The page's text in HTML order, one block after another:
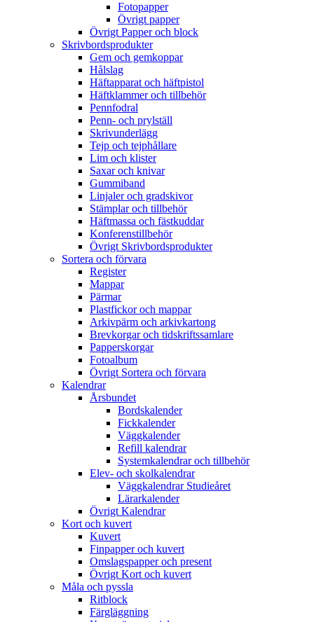
Fotopapper
Övrigt papper
Övrigt Papper och block
Skrivbordsprodukter
Gem och gemkoppar
Hålslag
Häftapparat och häftpistol
Häftklammer och tillbehör
Pennfodral
Penn- och prylställ
Skrivunderlägg
Tejp och tejphållare
Lim och klister
Saxar och knivar
Gummiband
Linjaler och gradskivor
Stämplar och tillbehör
Häftmassa och fästkuddar
Konferenstillbehör
Övrigt Skrivbordsprodukter
Sortera och förvara
Register
Mappar
Pärmar
Plastfickor och mappar
Arkivpärm och arkivkartong
Brevkorgar och tidskriftssamlare
Papperskorgar
Fotoalbum
Övrigt Sortera och förvara
Kalendrar
Årsbundet
Bordskalender
Fickkalender
Väggkalender
Refill kalendrar
Systemkalendrar och tillbehör
Elev- och skolkalendrar
Väggkalendrar Studieåret
Lärarkalender
Övrigt Kalendrar
Kort och kuvert
Kuvert
Finpapper och kuvert
Omslagspapper och present
Övrigt Kort och kuvert
Måla och pyssla
Ritblock
Färgläggning